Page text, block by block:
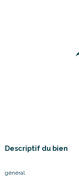
Descriptif du bien
général